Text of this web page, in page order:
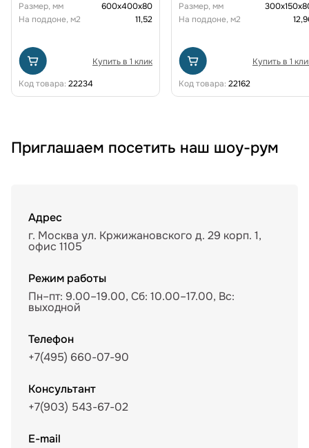
Размер, мм
600х400х80
На поддоне, м2
11,52
Купить в 1 клик
Код товара: 22234
Размер, мм
На поддоне, м2
Купить в 1
Код товара: 22162
Приглашаем посетить наш шоу-рум
Адрес
г. Москва ул. Кржижановского д. 29 корп. 1,
офис 1105
Режим работы
Пн–пт: 9.00–19.00, Сб: 10.00–17.00, Вс:
выходной
Телефон
+7(495) 660-07-90
Консультант
+7(903) 543-67-02
E-mail